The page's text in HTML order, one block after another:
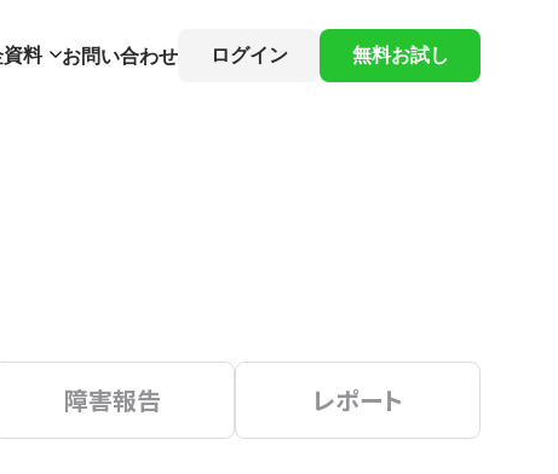
資料 お問い合わせ ログイン 無料お試し
障害報告 レポート